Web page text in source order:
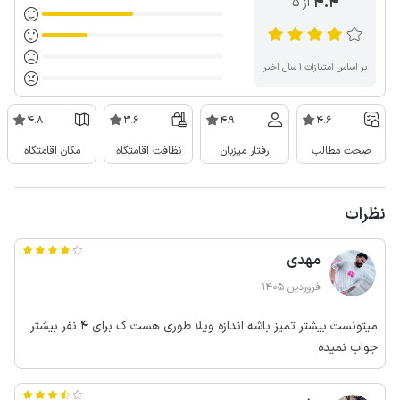
بر اساس امتیازات ۱ سال اخیر
4.6
صحت مطالب
4.9
رفتار میزبان
3.6
نظافت اقامتگاه
4.8
مکان اقامتگاه
نظرات
مهدی
فروردین 1405
میتونست بیشتر تمیز باشه اندازه ویلا طوری هست ک برای ۴ نفر بیشتر
جواب نمیده